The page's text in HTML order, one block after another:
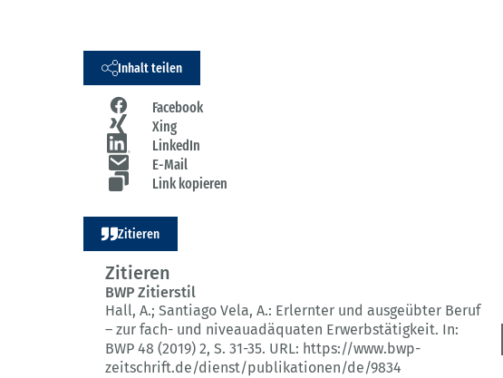
Inhalt teilen
Facebook
Xing
LinkedIn
E-Mail
Link kopieren
Zitieren
Zitieren
BWP Zitierstil
Hall, A.; Santiago Vela, A.: Erlernter und ausgeübter Beruf
– zur fach- und niveauadäquaten Erwerbstätigkeit. In:
BWP 48 (2019) 2, S. 31-35. URL: https://www.bwp-
zeitschrift.de/dienst/publikationen/de/9834